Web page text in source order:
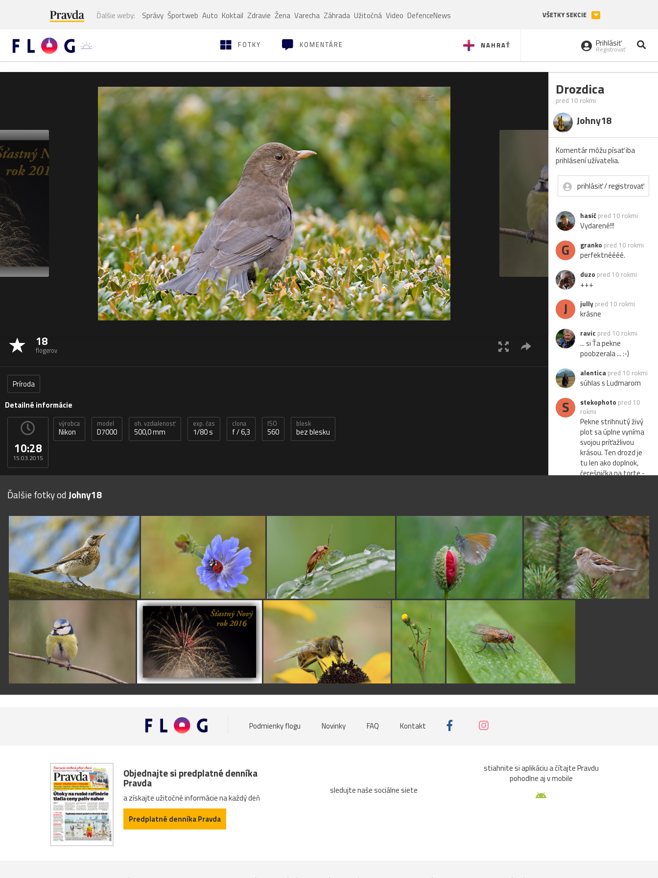
Ďalšie weby: Správy Športweb Auto Koktail Zdravie Žena Varecha Záhrada Užitočná Video DefenceNews VŠETKY SEKCIE
NAHRAŤ
FOTKY KOMENTÁRE Prihlásiť
Registrovať
18
flogerov
Príroda
Detailné informácie
10:28
15.03.2015
výrobca
Nikon
model
D7000
oh. vzdialenosť
500,0 mm
exp. čas
1/80 s
clona
f / 6,3
ISO
560
blesk
bez blesku
Drozdica
pred 10 rokmi
Johny18
Komentár môžu písať iba
prihlásení užívatelia.
prihlásiť / registrovať
hasič pred 10 rokmi
Vydarené!!!
G granko pred 10 rokmi
perfektnéééé.
duzo pred 10 rokmi
+++
J jully pred 10 rokmi
krásne
ravic pred 10 rokmi
... si Ťa pekne
poobzerala ... :-)
alentica pred 10 rokmi
súhlas s Ludmarom
S stekophoto pred 10
rokmi
Pekne strihnutý živý
plot sa úplne vyníma
svojou príťažlivou
krásou. Ten drozd je
tu len ako doplnok,
čerešnička na torte -
Nádherný obrázok aj
po technickej stránke.
jupispred 10 rokmi
pekná
D dede-cekpred 10
rokmi
Pekná "pani drozdová
Ďalšie fotky odJohny18
Podmienky flogu Novinky FAQ Kontakt
Objednajte si predplatné denníka
Pravda
a získajte užitočné informácie na každý deň
Predplatné denníka Pravda
sledujte naše sociálne siete
stiahnite si aplikáciu a čítajte Pravdu
pohodlne aj v mobile